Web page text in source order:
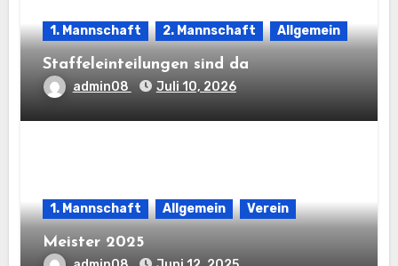
1. Mannschaft 2. Mannschaft Allgemein
Staffeleinteilungen sind da
admin08 Juli 10, 2026
1. Mannschaft Allgemein Verein
Meister 2025